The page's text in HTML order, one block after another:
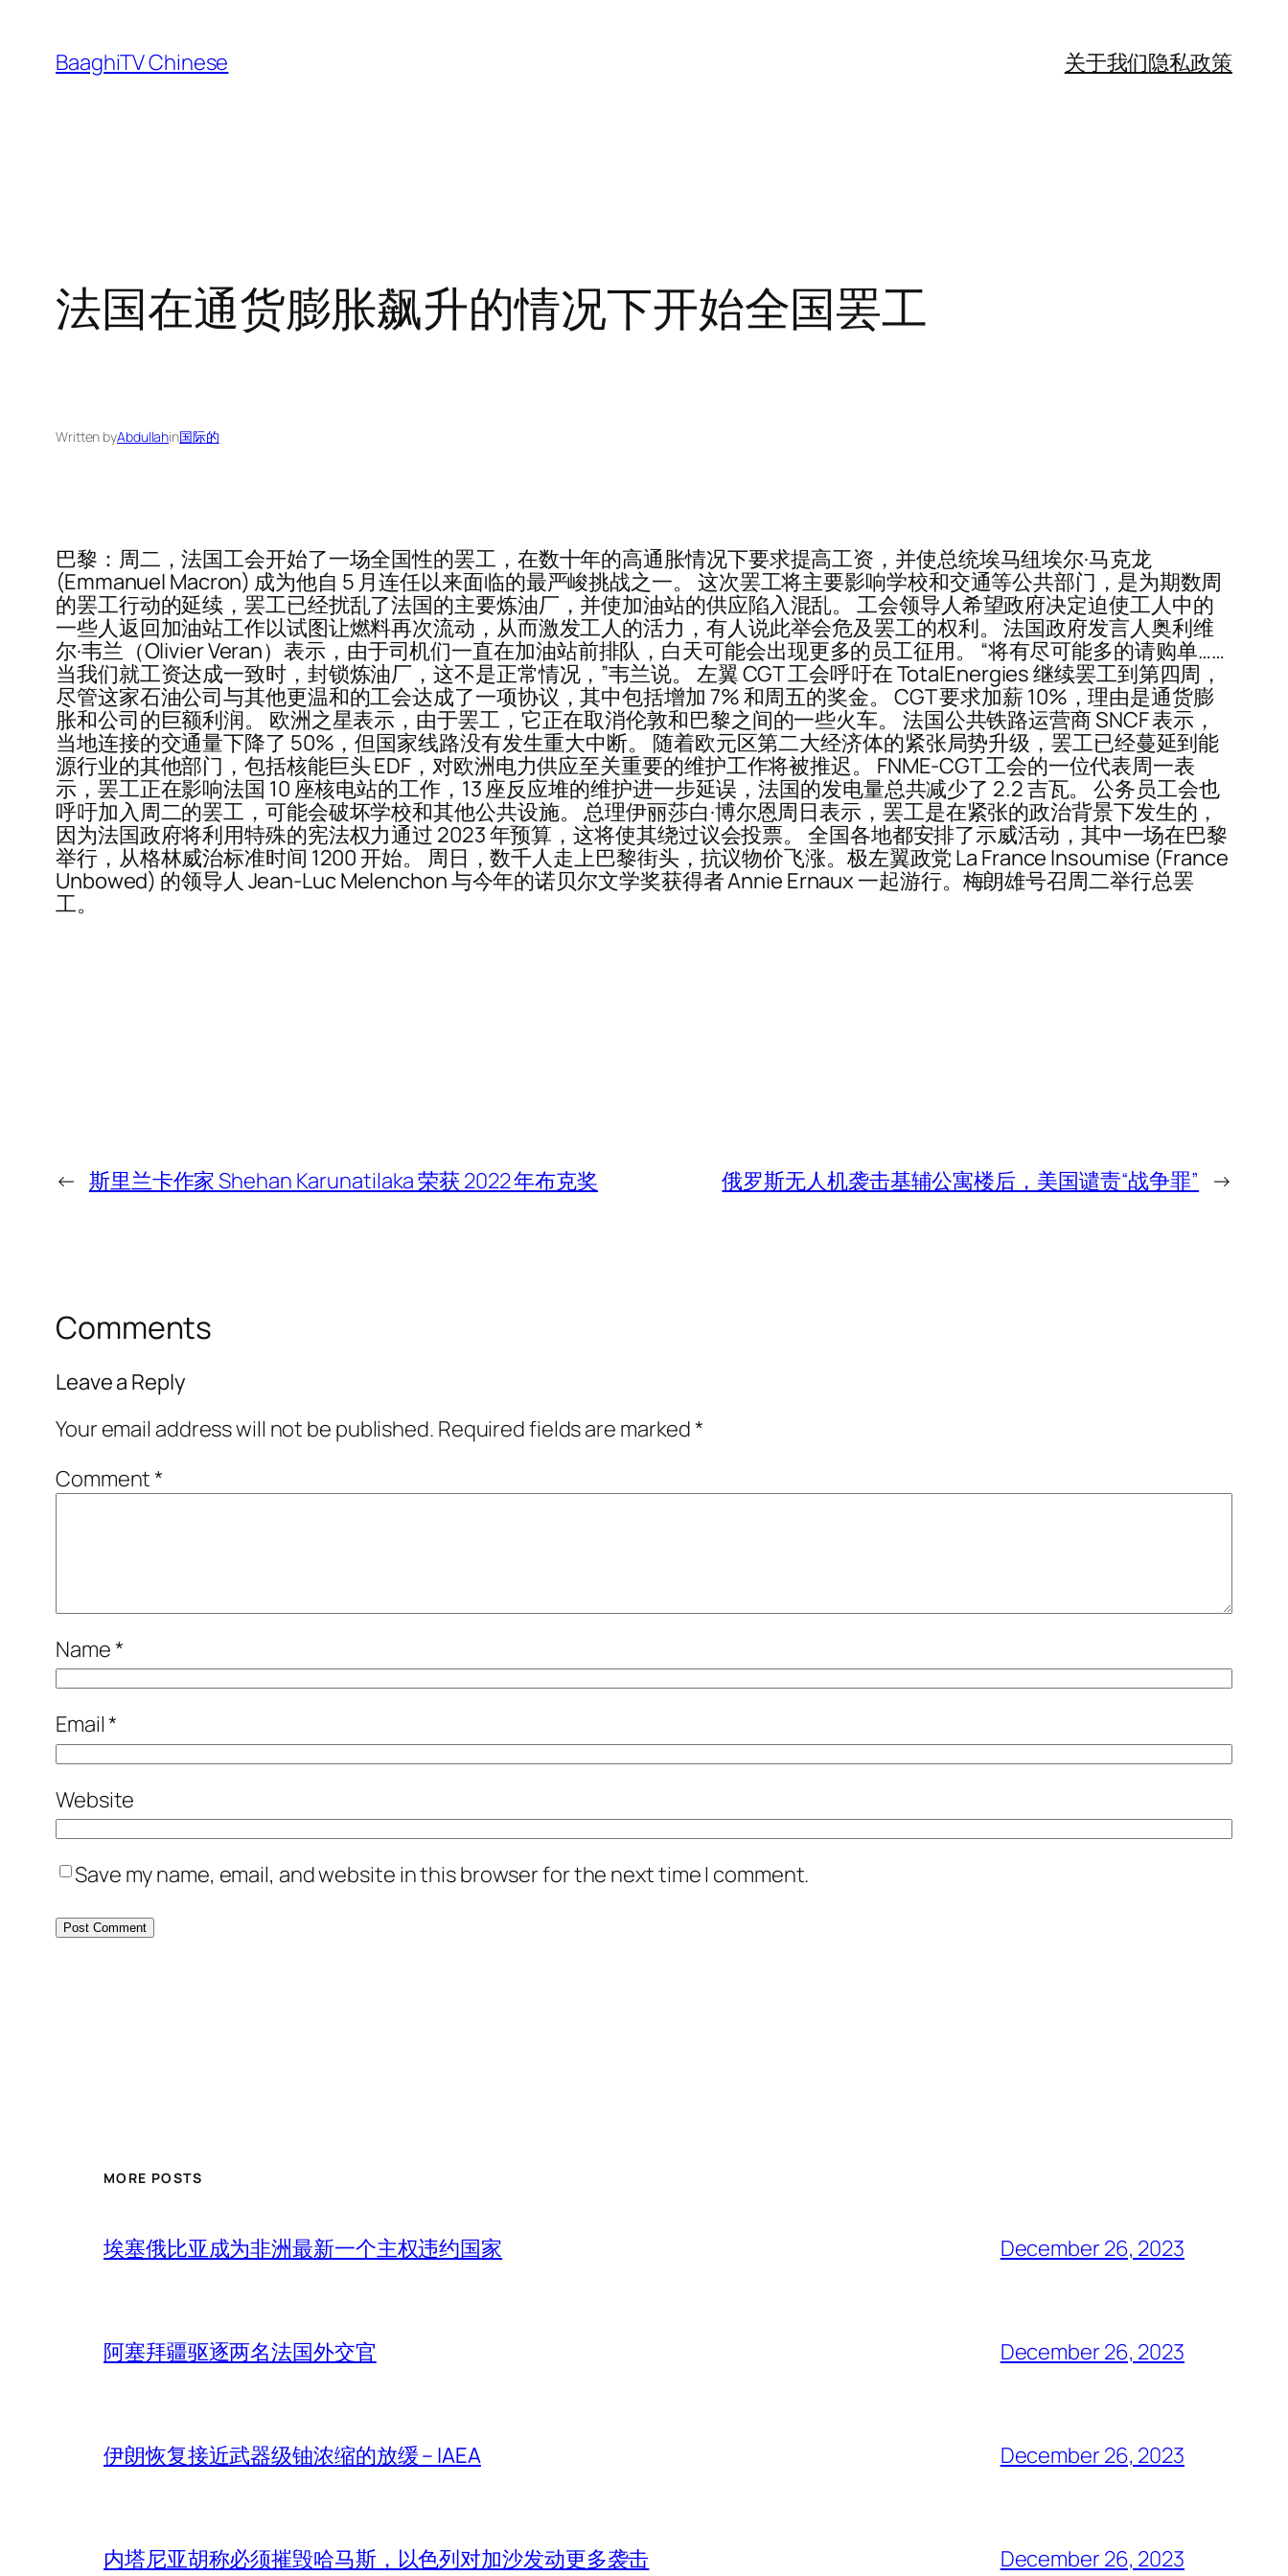
content
BaaghiTV Chinese 关于我们隐私政策
法国在通货膨胀飙升的情况下开始全国罢工
Written byAbdullahin国际的
巴黎：周二，法国工会开始了一场全国性的罢工，在数十年的高通胀情况下要求提高工资，并使总统埃马纽埃尔·马克龙
(Emmanuel Macron) 成为他自 5 月连任以来面临的最严峻挑战之一。 这次罢工将主要影响学校和交通等公共部门，是为期数周
的罢工行动的延续，罢工已经扰乱了法国的主要炼油厂，并使加油站的供应陷入混乱。 工会领导人希望政府决定迫使工人中的
一些人返回加油站工作以试图让燃料再次流动，从而激发工人的活力，有人说此举会危及罢工的权利。 法国政府发言人奥利维
尔·韦兰（Olivier Veran）表示，由于司机们一直在加油站前排队，白天可能会出现更多的员工征用。 “将有尽可能多的请购单……
当我们就工资达成一致时，封锁炼油厂，这不是正常情况，”韦兰说。 左翼 CGT 工会呼吁在 TotalEnergies 继续罢工到第四周，
尽管这家石油公司与其他更温和的工会达成了一项协议，其中包括增加 7% 和周五的奖金。 CGT 要求加薪 10%，理由是通货膨
胀和公司的巨额利润。 欧洲之星表示，由于罢工，它正在取消伦敦和巴黎之间的一些火车。 法国公共铁路运营商 SNCF 表示，
当地连接的交通量下降了 50%，但国家线路没有发生重大中断。 随着欧元区第二大经济体的紧张局势升级，罢工已经蔓延到能
源行业的其他部门，包括核能巨头 EDF，对欧洲电力供应至关重要的维护工作将被推迟。 FNME-CGT 工会的一位代表周一表
示，罢工正在影响法国 10 座核电站的工作，13 座反应堆的维护进一步延误，法国的发电量总共减少了 2.2 吉瓦。 公务员工会也
呼吁加入周二的罢工，可能会破坏学校和其他公共设施。 总理伊丽莎白·博尔恩周日表示，罢工是在紧张的政治背景下发生的，
因为法国政府将利用特殊的宪法权力通过 2023 年预算，这将使其绕过议会投票。 全国各地都安排了示威活动，其中一场在巴黎
举行，从格林威治标准时间 1200 开始。 周日，数千人走上巴黎街头，抗议物价飞涨。极左翼政党 La France Insoumise (France
Unbowed) 的领导人 Jean-Luc Melenchon 与今年的诺贝尔文学奖获得者 Annie Ernaux 一起游行。梅朗雄号召周二举行总罢
工。
← 斯里兰卡作家 Shehan Karunatilaka 荣获 2022 年布克奖 俄罗斯无人机袭击基辅公寓楼后，美国谴责“战争罪” →
Comments
Leave a Reply
Your email address will not be published. Required fields are marked*
Comment*
Name*
Email*
Website
Save my name, email, and website in this browser for the next time I comment.
MORE POSTS
埃塞俄比亚成为非洲最新一个主权违约国家 December 26, 2023
阿塞拜疆驱逐两名法国外交官 December 26, 2023
伊朗恢复接近武器级铀浓缩的放缓 – IAEA December 26, 2023
内塔尼亚胡称必须摧毁哈马斯，以色列对加沙发动更多袭击 December 26, 2023